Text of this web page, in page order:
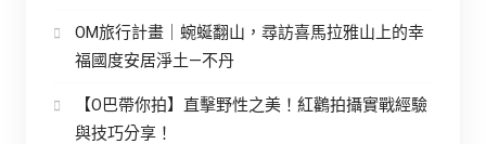
OM旅行計畫｜蜿蜒翻山，尋訪喜馬拉雅山上的幸
福國度安居淨土—不丹
【O巴帶你拍】直擊野性之美！紅鸛拍攝實戰經驗
與技巧分享！